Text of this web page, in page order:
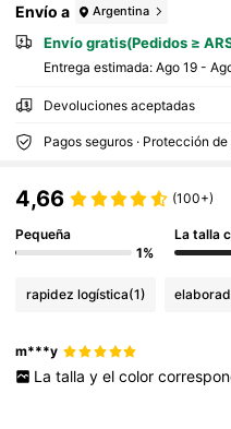
Envío a Argentina
Envío gratis(Pedidos ≥
Entrega estimada: Ago 19 -
Devoluciones aceptadas
Pagos seguros · Protección
4,66 (100+)
Pequeña
1%
La talla
rapidez logística(1)
m***y
La talla y el color